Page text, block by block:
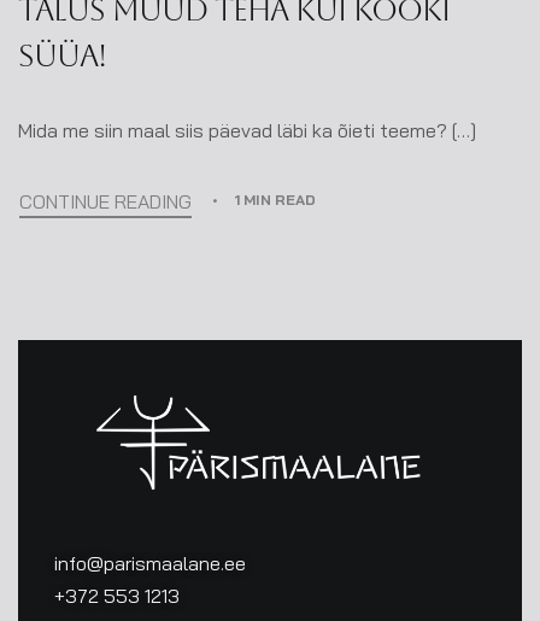
talus muud teha kui kooki
süüa!
Mida me siin maal siis päevad läbi ka õieti teeme? […]
CONTINUE READING 1 MIN READ
info@parismaalane.ee
+372 553 1213